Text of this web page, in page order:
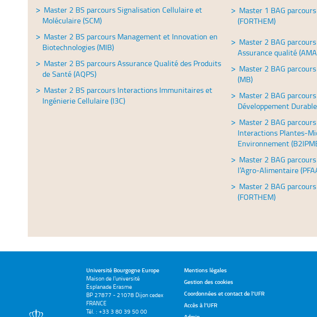
Master 2 BS parcours Signalisation Cellulaire et
Moléculaire (SCM)
Master 2 BS parcours Management et Innovation en
Biotechnologies (MIB)
Master 2 BS parcours Assurance Qualité des Produits
de Santé (AQPS)
Master 2 BS parcours Interactions Immunitaires et
Ingénierie Cellulaire (I3C)
Master 1 BAG
(FORTHEM)
Master 2 BAG
Assurance qualité
Master 2 BAG
(MB)
Master 2 BAG
Développement
Master 2 BAG
Interactions Plantes-
Environnement
Master 2 BAG
l’Agro-Alimentaire
Master 2 BAG
(FORTHEM)
Université Bourgogne Europe
Maison de l'université
Esplanade Erasme
BP 27877 - 21078 Dijon cedex
FRANCE
Tél. : +33 3 80 39 50 00
Mentions légales
Gestion des cookies
Coordonnées et contact de l’UFR
Accès à l’UFR